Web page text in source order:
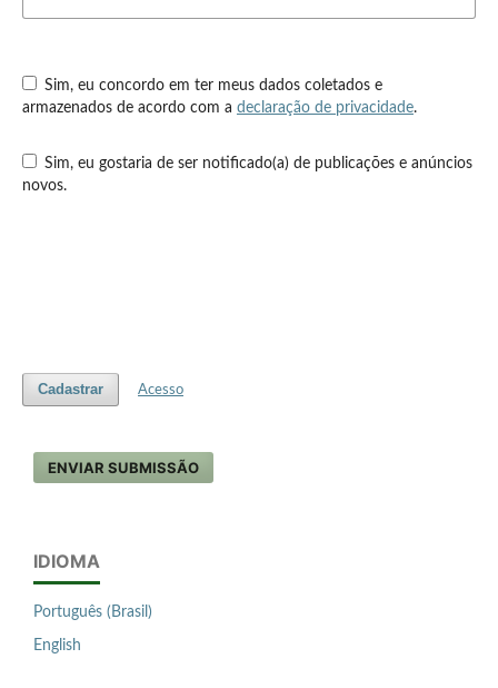
Sim, eu concordo em ter meus dados coletados e
armazenados de acordo com a declaração de privacidade.
Sim, eu gostaria de ser notificado(a) de publicações e anúncios
novos.
Cadastrar Acesso
ENVIAR SUBMISSÃO
IDIOMA
Português (Brasil)
English